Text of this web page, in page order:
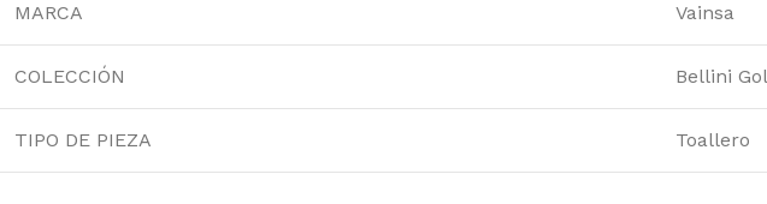
Llaves
Duchas
Duchas Mezcladoras Clínica
MARCA Vainsa
COLECCIÓN Bellini
TIPO DE PIEZA Toallero